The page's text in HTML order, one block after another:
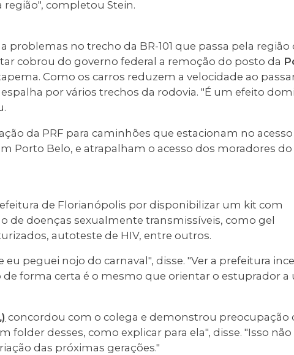
região", completou Stein.
no trecho da BR-101 que passa pela região
cobrou do governo federal a remoção do posto da
Como os carros reduzem a velocidade ao
por vários trechos da rodovia. "É um efeito
da PRF para caminhões que estacionam no acesso
Porto Belo, e atrapalham o acesso dos moradores do
de Florianópolis por disponibilizar um kit com
de doenças sexualmente transmissíveis, como gel
autoteste de HIV, entre outros.
eu peguei nojo do carnaval", disse. "Ver a prefeitura
de forma certa é o mesmo que orientar o estuprador a
concordou com o colega e demonstrou preocupação
folder desses, como explicar para ela", disse. "Isso não
das próximas gerações."